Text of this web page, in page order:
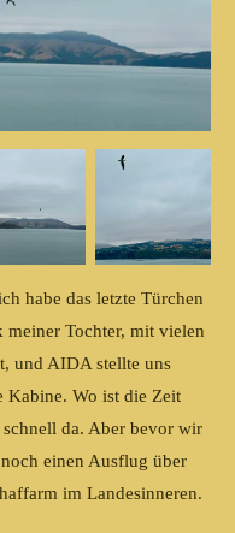
habe das letzte Türchen
meiner Tochter, mit vielen
und AIDA stellte uns
Kabine. Wo ist die Zeit
da. Aber bevor wir
einen Ausflug über
im Landesinneren.